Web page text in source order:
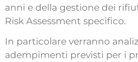
anni e della gestione dei
Risk Assessment specifico.
In particolare verranno
adempimenti previsti per i